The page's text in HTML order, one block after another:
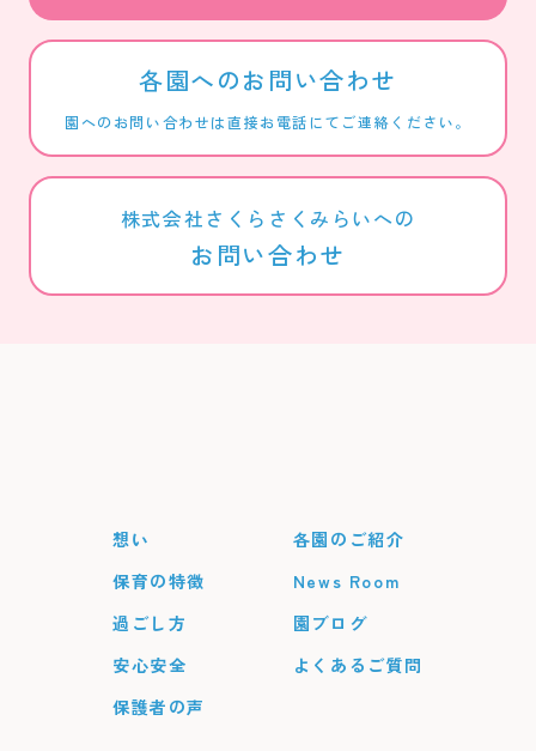
各園へのお問い合わせ
園へのお問い合わせは直接お電話にてご連絡ください。
株式会社さくらさくみらいへの
お問い合わせ
想い
保育の特徴
過ごし方
安心安全
保護者の声
各園のご紹介
News Room
園ブログ
よくあるご質問